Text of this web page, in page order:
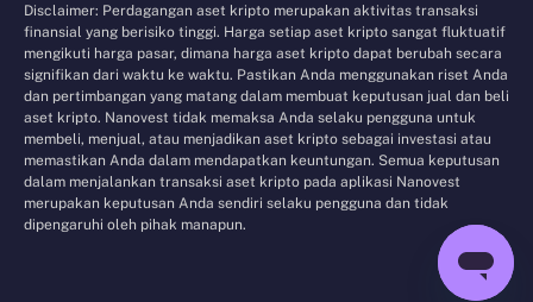
Disclaimer: Perdagangan aset kripto merupakan aktivitas transaksi
finansial yang berisiko tinggi. Harga setiap aset kripto sangat fluktuatif
mengikuti harga pasar, dimana harga aset kripto dapat berubah secara
signifikan dari waktu ke waktu. Pastikan Anda menggunakan riset Anda
dan pertimbangan yang matang dalam membuat keputusan jual dan beli
aset kripto. Nanovest tidak memaksa Anda selaku pengguna untuk
membeli, menjual, atau menjadikan aset kripto sebagai investasi atau
memastikan Anda dalam mendapatkan keuntungan. Semua keputusan
dalam menjalankan transaksi aset kripto pada aplikasi Nanovest
merupakan keputusan Anda sendiri selaku pengguna dan tidak
dipengaruhi oleh pihak manapun.